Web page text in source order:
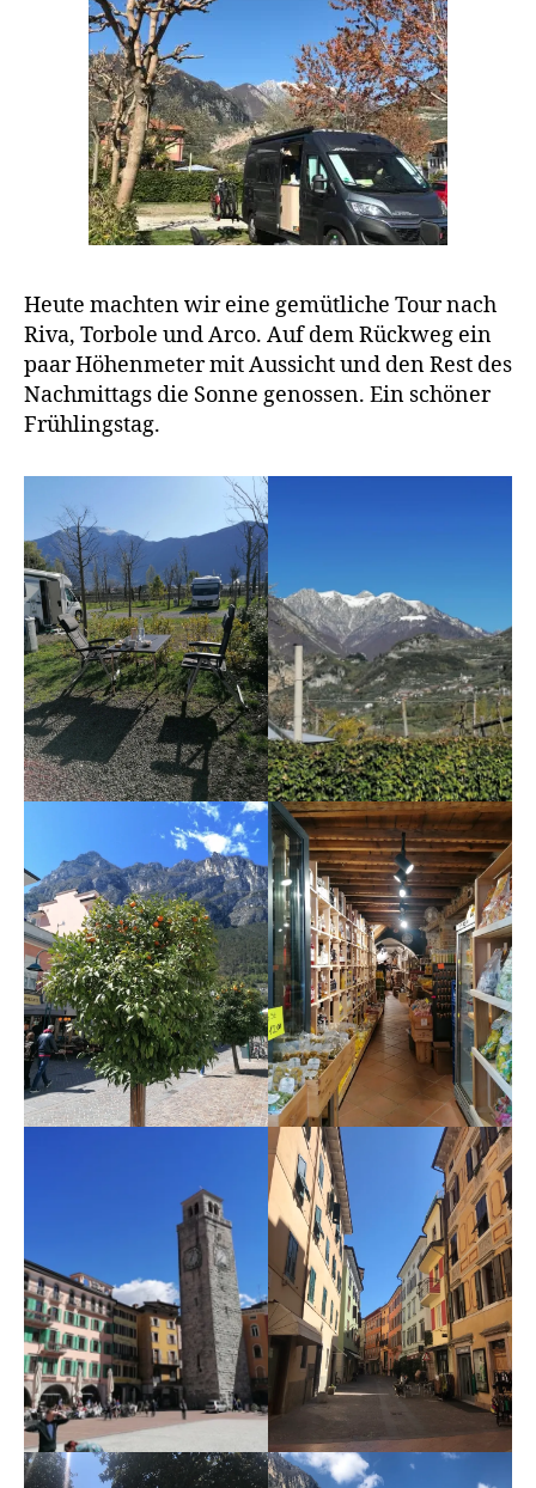
Heute machten wir eine gemütliche Tour nach
Riva, Torbole und Arco. Auf dem Rückweg ein
paar Höhenmeter mit Aussicht und den Rest des
Nachmittags die Sonne genossen. Ein schöner
Frühlingstag.